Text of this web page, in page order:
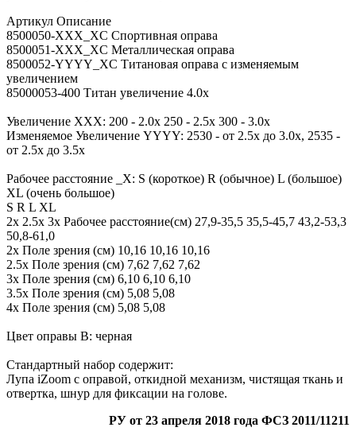
Артикул Описание
8500050-XXX_XC Спортивная оправа
8500051-XXX_XC Металлическая оправа
8500052-YYYY_XC Титановая оправа с изменяемым
увеличением
85000053-400 Титан увеличение 4.0х
Увеличение XXX: 200 - 2.0x 250 - 2.5x 300 - 3.0x
Изменяемое Увеличение YYYY: 2530 - от 2.5х до 3.0х, 2535 -
от 2.5х до 3.5х
Рабочее расстояние _Х: S (короткое) R (обычное) L (большое)
XL (очень большое)
S R L XL
2х 2.5х 3х Рабочее расстояние(cм) 27,9-35,5 35,5-45,7 43,2-53,3
50,8-61,0
2х Поле зрения (см) 10,16 10,16 10,16
2.5х Поле зрения (см) 7,62 7,62 7,62
3х Поле зрения (см) 6,10 6,10 6,10
3.5х Поле зрения (см) 5,08 5,08
4х Поле зрения (см) 5,08 5,08
Цвет оправы B: черная
Стандартный набор содержит:
Лупа iZoom с оправой, откидной механизм, чистящая ткань и
отвертка, шнур для фиксации на голове.
РУ от 23 апреля 2018 года ФСЗ 2011/11211